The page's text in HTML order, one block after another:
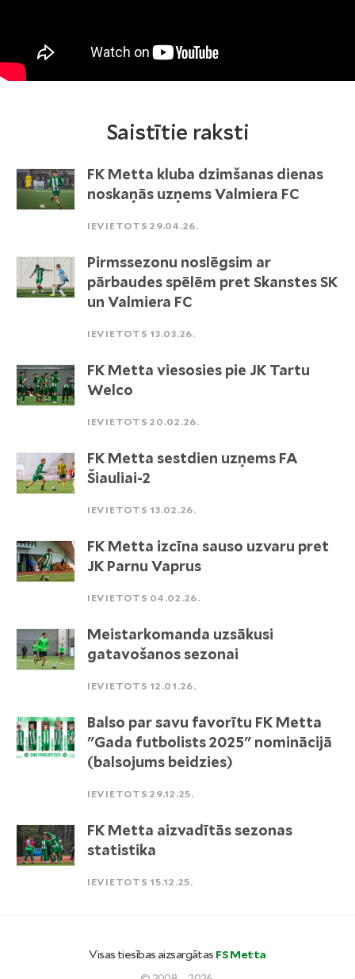
Saistītie raksti
FK Metta kluba dzimšanas dienas
noskaņās uzņems Valmiera FC
IEVIETOTS 29.04.26.
Pirmssezonu noslēgsim ar
pārbaudes spēlēm pret Skanstes SK
un Valmiera FC
IEVIETOTS 13.03.26.
FK Metta viesosies pie JK Tartu
Welco
IEVIETOTS 20.02.26.
FK Metta sestdien uzņems FA
Šiauliai-2
IEVIETOTS 13.02.26.
FK Metta izcīna sauso uzvaru pret
JK Parnu Vaprus
IEVIETOTS 04.02.26.
Meistarkomanda uzsākusi
gatavošanos sezonai
IEVIETOTS 12.01.26.
Balso par savu favorītu FK Metta
"Gada futbolists 2025" nominācijā
(balsojums beidzies)
IEVIETOTS 29.12.25.
FK Metta aizvadītās sezonas
statistika
IEVIETOTS 15.12.25.
Visas tiesības aizsargātas FS Metta